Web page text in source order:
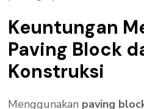
Keuntungan
Paving Block
Konstruksi
Menggunakan paving